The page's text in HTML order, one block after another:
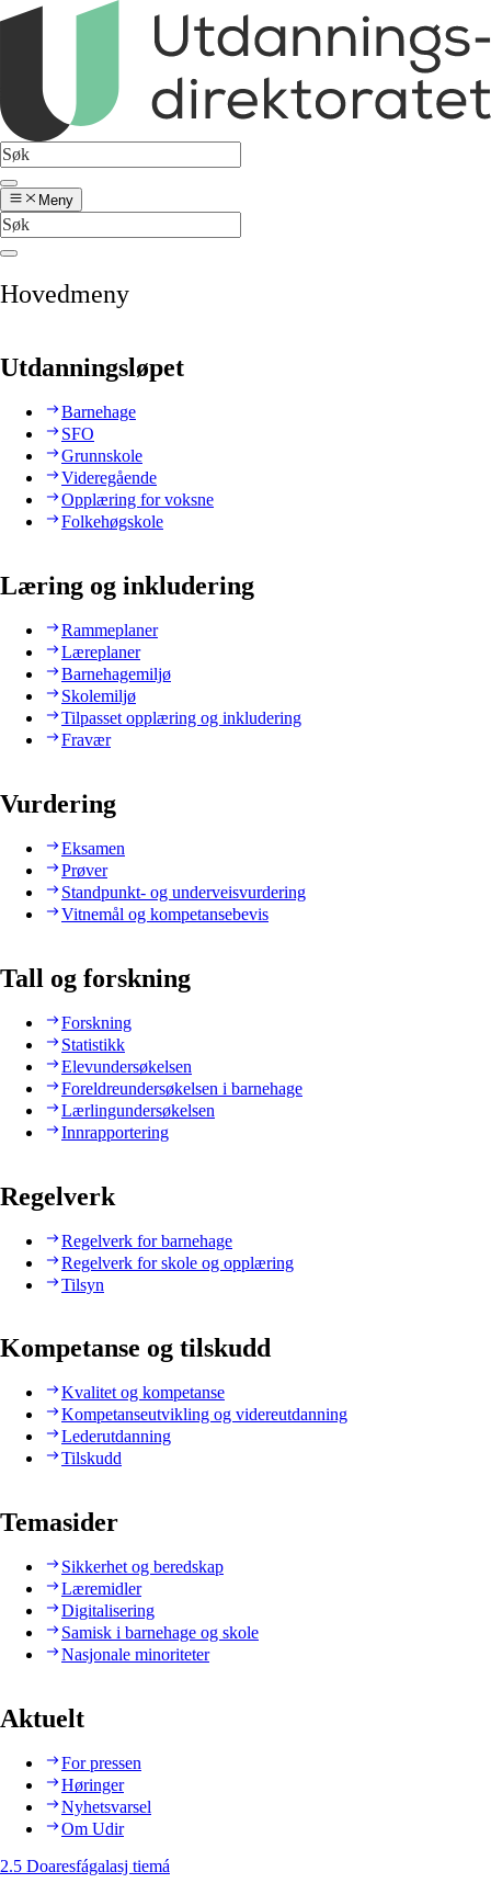
Meny
Hovedmeny
Utdanningsløpet
Barnehage
SFO
Grunnskole
Videregående
Opplæring for voksne
Folkehøgskole
Læring og inkludering
Rammeplaner
Læreplaner
Barnehagemiljø
Skolemiljø
Tilpasset opplæring og inkludering
Fravær
Vurdering
Eksamen
Prøver
Standpunkt- og underveisvurdering
Vitnemål og kompetansebevis
Tall og forskning
Forskning
Statistikk
Elevundersøkelsen
Foreldreundersøkelsen i barnehage
Lærlingundersøkelsen
Innrapportering
Regelverk
Regelverk for barnehage
Regelverk for skole og opplæring
Tilsyn
Kompetanse og tilskudd
Kvalitet og kompetanse
Kompetanseutvikling og videreutdanning
Lederutdanning
Tilskudd
Temasider
Sikkerhet og beredskap
Læremidler
Digitalisering
Samisk i barnehage og skole
Nasjonale minoriteter
Aktuelt
For pressen
Høringer
Nyhetsvarsel
Om Udir
2.5 Doaresfágalasj tiemá